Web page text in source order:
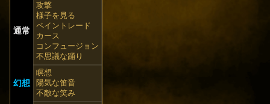
通常
攻撃
様子を見る
ペイントレード
カース
コンフュージョン
不思議な踊り
幻想
瞑想
陽気な笛音
不敵な笑み